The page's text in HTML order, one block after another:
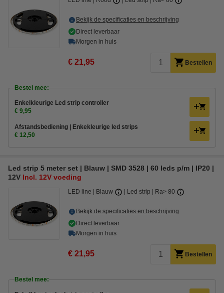
Bekijk de specificaties en beschrijving
Direct leverbaar
Morgen in huis
€ 21,95 Bestellen
Bestel mee:
Enkelkleurige Led strip controller
€ 9,95
Afstandsbediening | Enkekleurige led strips
€ 12,50
Led strip 5 meter set | Blauw | SMD 3528 | 60 leds p/m | IP20 |
12V Incl. 12V voeding
LED line Blauw Led strip Ra> 80
Bekijk de specificaties en beschrijving
Direct leverbaar
Morgen in huis
€ 21,95 Bestellen
Bestel mee: